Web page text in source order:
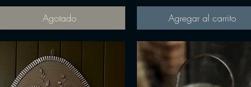
Agotado Agregar al carrito